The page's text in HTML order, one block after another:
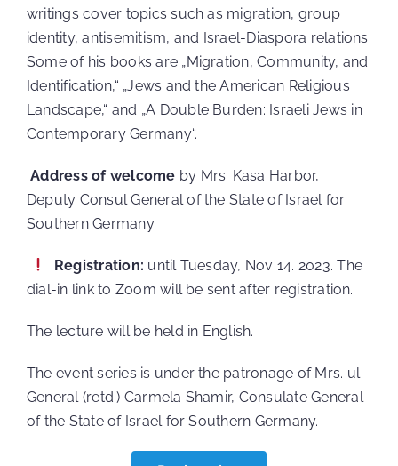
writings cover topics such as migration, group
identity, antisemitism, and Israel-Diaspora relations.
Some of his books are „Migration, Community, and
Identification,“ „Jews and the American Religious
Landscape,“ and „A Double Burden: Israeli Jews in
Contemporary Germany“.
Address of welcome by Mrs. Kasa Harbor,
Deputy Consul General of the State of Israel for
Southern Germany.
Registration: until Tuesday, Nov 14. 2023. The
dial-in link to Zoom will be sent after registration.
The lecture will be held in English.
The event series is under the patronage of Mrs. ul
General (retd.) Carmela Shamir, Consulate General
of the State of Israel for Southern Germany.